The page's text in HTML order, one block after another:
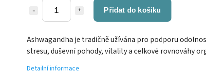
Přidat do košíku
Ashwagandha je tradičně užívána pro podporu
stresu, duševní pohody, vitality a celkové rovnováhy
Detailní informace